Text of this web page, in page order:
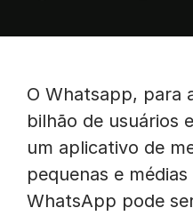
O Whatsapp, para
bilhão de usuários
um aplicativo de
pequenas e
WhatsApp pode